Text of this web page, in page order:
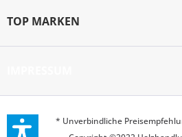
TOP MARKEN
* Unverbindliche